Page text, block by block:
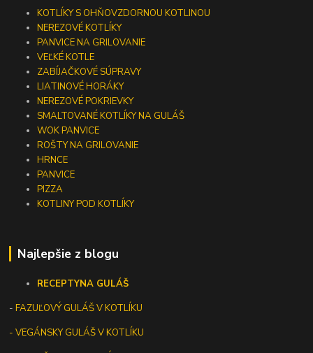
KOTLÍKY S OHŇOVZDORNOU KOTLINOU
NEREZOVÉ KOTLÍKY
PANVICE NA GRILOVANIE
VEĽKÉ KOTLE
ZABÍJAČKOVÉ SÚPRAVY
LIATINOVÉ HORÁKY
NEREZOVÉ POKRIEVKY
SMALTOVANÉ KOTLÍKY NA GULÁŠ
WOK PANVICE
ROŠTY NA GRILOVANIE
HRNCE
PANVICE
PIZZA
KOTLINY POD KOTLÍKY
Najlepšie z blogu
RECEPTYNA GULÁŠ
-FAZUĽOVÝ GULÁŠ V KOTLÍKU
- VEGÁNSKY GULÁŠ V KOTLÍKU